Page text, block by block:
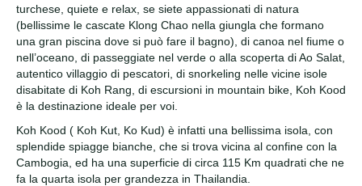
turchese, quiete e relax, se siete appassionati di natura
(bellissime le cascate Klong Chao nella giungla che formano
una gran piscina dove si può fare il bagno), di canoa nel fiume o
nell’oceano, di passeggiate nel verde o alla scoperta di Ao Salat,
autentico villaggio di pescatori, di snorkeling nelle vicine isole
disabitate di Koh Rang, di escursioni in mountain bike, Koh Kood
è la destinazione ideale per voi.
Koh Kood ( Koh Kut, Ko Kud) è infatti una bellissima isola, con
splendide spiagge bianche, che si trova vicina al confine con la
Cambogia, ed ha una superficie di circa 115 Km quadrati che ne
fa la quarta isola per grandezza in Thailandia.